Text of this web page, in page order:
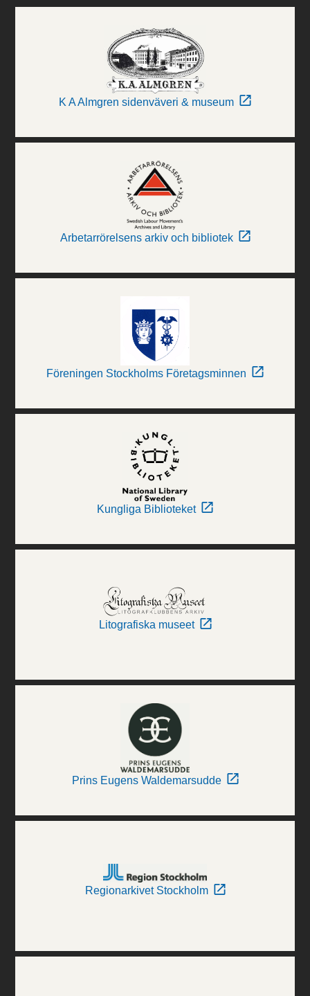
K A Almgren sidenväveri & museum
Arbetarrörelsens arkiv och bibliotek
Föreningen Stockholms Företagsminnen
Kungliga Biblioteket
Litografiska museet
Prins Eugens Waldemarsudde
Regionarkivet Stockholm